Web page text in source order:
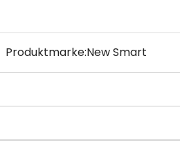
Produktmarke:New Smart